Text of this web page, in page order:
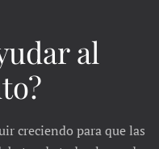
al
creciendo para que las